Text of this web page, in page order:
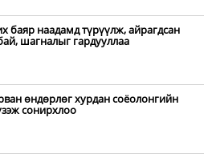
баяр наадамд түрүүлж, айрагдсан
шагналыг гардууллаа
өндөрлөг хурдан соёолонгийн
сонирхлоо